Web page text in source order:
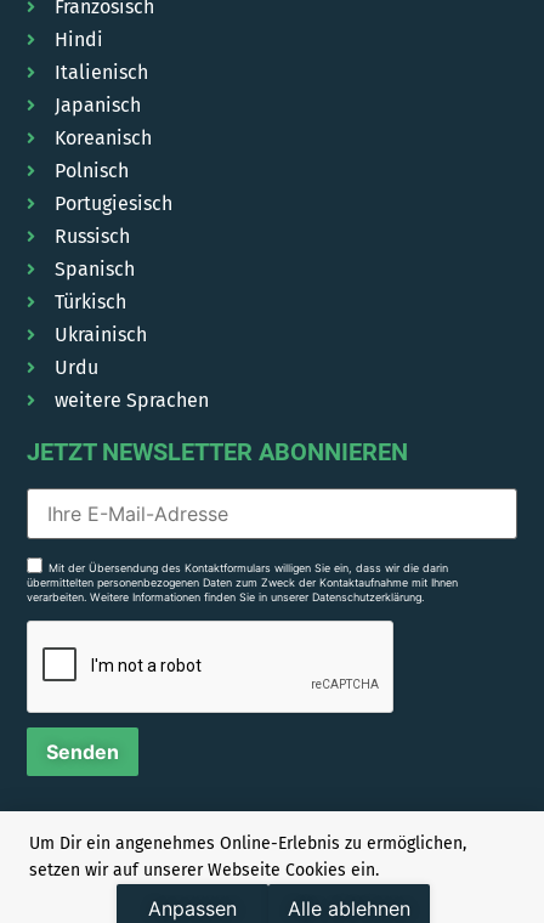
Französisch
Hindi
Italienisch
Japanisch
Koreanisch
Polnisch
Portugiesisch
Russisch
Spanisch
Türkisch
Ukrainisch
Urdu
weitere Sprachen
JETZT NEWSLETTER ABONNIEREN
Mit der Übersendung des Kontaktformulars willigen Sie ein, dass wir die darin
übermittelten personenbezogenen Daten zum Zweck der Kontaktaufnahme mit Ihnen
verarbeiten. Weitere Informationen finden Sie in unsererDatenschutzerklärung.
KONTAKT
Ahornweg 10
78667 Villingendorf
Um Dir ein angenehmes Online-Erlebnis zu ermöglichen,
setzen wir auf unserer Webseite Cookies ein.
Anpassen Alle ablehnen